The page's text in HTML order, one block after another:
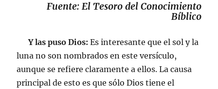
Fuente: El Tesoro del Conocimiento
Bíblico
Y las puso Dios: Es interesante que el sol y la
luna no son nombrados en este versículo,
aunque se refiere claramente a ellos. La causa
principal de esto es que sólo Dios tiene el